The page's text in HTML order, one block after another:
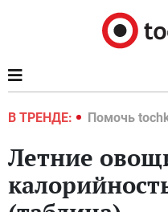
В ТРЕНДЕ:
2022 Помочь
Летние